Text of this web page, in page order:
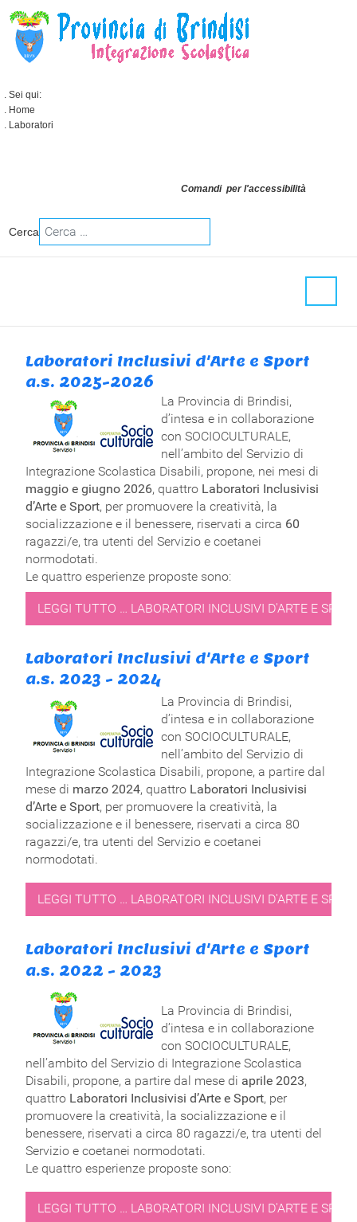
Sei qui:
Home
Laboratori
Comandi per l'accessibilità
Cerca
Laboratori Inclusivi d'Arte e Sport
a.s. 2025-2026
La Provincia di Brindisi,
d’intesa e in collaborazione
con SOCIOCULTURALE,
nell’ambito del Servizio di
Integrazione Scolastica Disabili, propone, nei mesi di
maggio e giugno 2026, quattro Laboratori Inclusivisi
d’Arte e Sport, per promuovere la creatività, la
socializzazione e il benessere, riservati a circa 60
ragazzi/e, tra utenti del Servizio e coetanei
normodotati.
Le quattro esperienze proposte sono:
LEGGI TUTTO … LABORATORI INCLUSIVI D'ARTE E
Laboratori Inclusivi d'Arte e Sport
a.s. 2023 - 2024
La Provincia di Brindisi,
d’intesa e in collaborazione
con SOCIOCULTURALE,
nell’ambito del Servizio di
Integrazione Scolastica Disabili, propone, a partire dal
mese di marzo 2024, quattro Laboratori Inclusivisi
d’Arte e Sport, per promuovere la creatività, la
socializzazione e il benessere, riservati a circa 80
ragazzi/e, tra utenti del Servizio e coetanei
normodotati.
LEGGI TUTTO … LABORATORI INCLUSIVI D'ARTE E
Laboratori Inclusivi d'Arte e Sport
a.s. 2022 - 2023
La Provincia di Brindisi,
d’intesa e in collaborazione
con SOCIOCULTURALE,
nell’ambito del Servizio di Integrazione Scolastica
Disabili, propone, a partire dal mese di aprile 2023,
quattro Laboratori Inclusivisi d’Arte e Sport, per
promuovere la creatività, la socializzazione e il
benessere, riservati a circa 80 ragazzi/e, tra utenti del
Servizio e coetanei normodotati.
Le quattro esperienze proposte sono:
LEGGI TUTTO … LABORATORI INCLUSIVI D'ARTE E